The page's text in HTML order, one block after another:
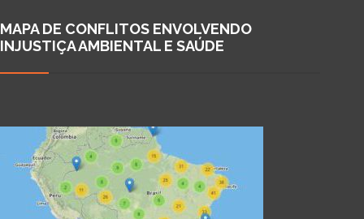
MAPA DE CONFLITOS ENVOLVENDO
INJUSTIÇA AMBIENTAL E SAÚDE